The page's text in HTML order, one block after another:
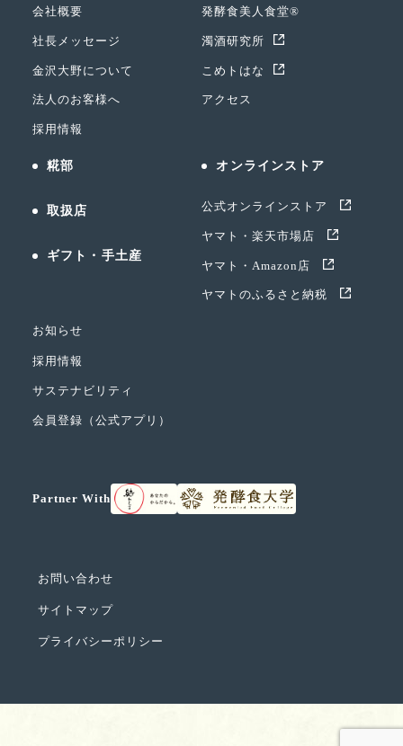
会社概要
社長メッセージ
金沢大野について
法人のお客様へ
採用情報
発酵食美人食堂®
濁酒研究所
こめトはな
アクセス
糀部
取扱店
ギフト・手土産
オンラインストア
公式オンラインストア
ヤマト・楽天市場店
ヤマト・Amazon店
ヤマトのふるさと納税
お知らせ
採用情報
サステナビリティ
会員登録（公式アプリ）
Partner With
お問い合わせ
サイトマップ
プライバシーポリシー